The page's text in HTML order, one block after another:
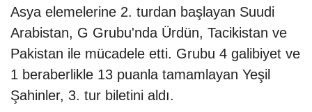
Asya elemelerine 2. turdan başlayan Suudi
Arabistan, G Grubu'nda Ürdün, Tacikistan ve
Pakistan ile mücadele etti. Grubu 4 galibiyet ve
1 beraberlikle 13 puanla tamamlayan Yeşil
Şahinler, 3. tur biletini aldı.